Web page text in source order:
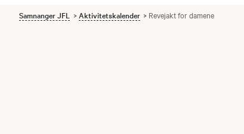
Samnanger JFL Aktivitetskalender Revejakt for damene